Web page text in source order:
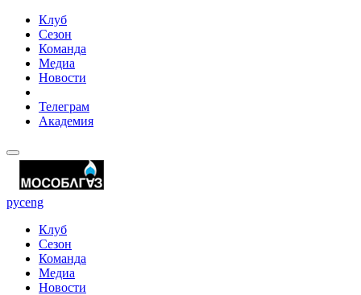
Клуб
Сезон
Команда
Медиа
Новости
Телеграм
Академия
русeng
Клуб
Сезон
Команда
Медиа
Новости